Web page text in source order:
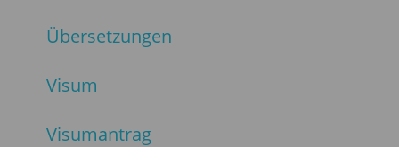
Übersetzungen
Visum
Visumantrag